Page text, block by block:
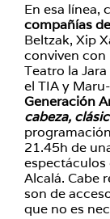
En esa línea,
compañías
Beltzak, Xip
conviven con
Teatro la
el TIA y
Generación
cabeza,
21.45h de
espectáculos
Alcalá. Cabe
son de
que no es